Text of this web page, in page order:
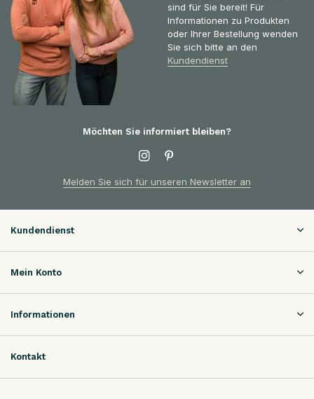
sind für Sie bereit! Für
Informationen zu Produkten
oder Ihrer Bestellung wenden
Sie sich bitte an den
Kundendienst
Möchten Sie informiert bleiben?
Melden Sie sich für unseren Newsletter an
Kundendienst
Mein Konto
Informationen
Kontakt